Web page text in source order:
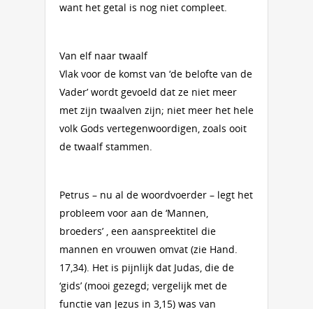
want het getal is nog niet compleet.
Van elf naar twaalf
Vlak voor de komst van ‘de belofte van de
Vader’ wordt gevoeld dat ze niet meer
met zijn twaalven zijn; niet meer het hele
volk Gods vertegenwoordigen, zoals ooit
de twaalf stammen.
Petrus – nu al de woordvoerder – legt het
probleem voor aan de ‘Mannen,
broeders’ , een aanspreektitel die
mannen en vrouwen omvat (zie Hand.
17,34). Het is pijnlijk dat Judas, die de
‘gids’ (mooi gezegd; vergelijk met de
functie van Jezus in 3,15) was van